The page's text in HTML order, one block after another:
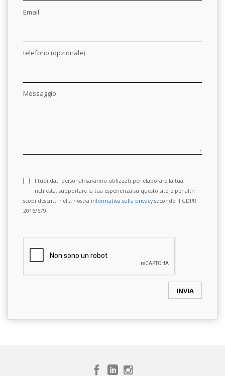
Email
telefono (opzionale)
Messaggio
I tuoi dati personali saranno utilizzati per elaborare la tua
richiesta, supportare la tua esperienza su questo sito e per altri
scopi descritti nella nostra informativa sulla privacy secondo il GDPR
2016/679.